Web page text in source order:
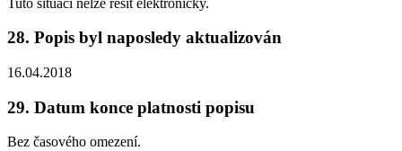
28. Popis byl naposledy aktualizován
16.04.2018
29. Datum konce platnosti popisu
Bez časového omezení.